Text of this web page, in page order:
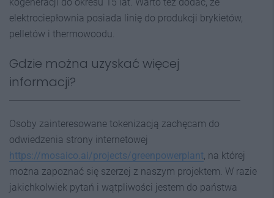
elektrociepłownia posiada linię do produkcji brykietów,
pelletów i thermowoodu.
Gdzie można uzyskać więcej
informacji?
Osoby zainteresowane tokenizacją zachęcam do
odwiedzenia strony internetowej
https://mosaico.ai/projects/greenpowerplant, na której
można zapoznać się szerzej z naszym projektem. W razie
jakichkolwiek pytań i wątpliwości jestem do państwa